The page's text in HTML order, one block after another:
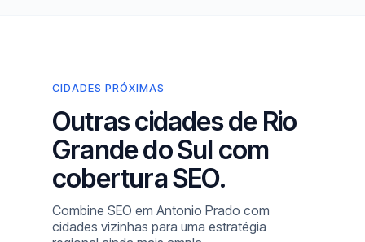
CIDADES PRÓXIMAS
Outras cidades de Rio
Grande do Sul com
cobertura SEO.
Combine SEO em Antonio Prado com
cidades vizinhas para uma estratégia